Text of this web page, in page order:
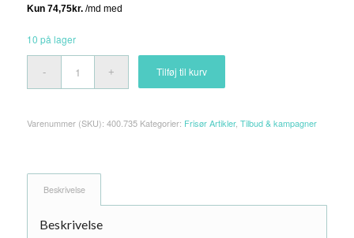
10 på lager
Tilføj til kurv
Varenummer (SKU): 400.735 Kategorier: Frisør Artikler, Tilbud & kampagner
Beskrivelse
Beskrivelse